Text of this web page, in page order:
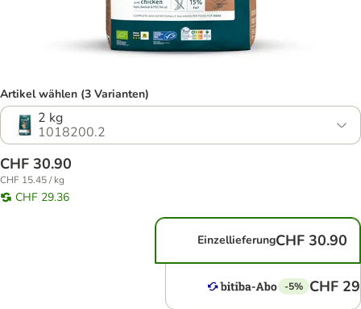
Artikel wählen (3 Varianten)
2 kg
1018200.2
CHF 30.90
CHF 15.45 / kg
CHF 29.36
EinzellieferungCHF 30.90
-5% CHF